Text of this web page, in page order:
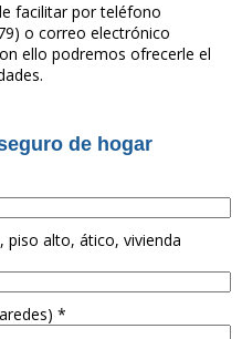
facilitar por teléfono
o correo electrónico
ello podremos ofrecerle el
de hogar
piso alto, ático, vivienda
*